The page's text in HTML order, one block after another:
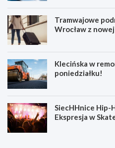
Tramwajowe
Wrocław z
Klecińska w
poniedziałku!
SiecHHnice Hip-
Ekspresja w
Z
T